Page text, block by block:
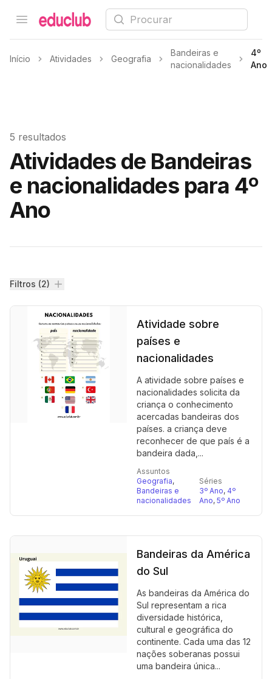
Open menu
Educlub Procurar
Início Atividades Geografia
Bandeiras e
nacionalidades
4º
Ano
5 resultados
Atividades de Bandeiras
e nacionalidades para 4º
Ano
Filtros
Filtros (2)
Atividade sobre
países e
nacionalidades
A atividade sobre países e
nacionalidades solicita da
criança o conhecimento
acercadas bandeiras dos
países. a criança deve
reconhecer de que país é a
bandeira dada,...
Assuntos
Geografia,
Bandeiras e
nacionalidades
Séries
3º Ano, 4º
Ano, 5º Ano
Bandeiras da América
do Sul
As bandeiras da América do
Sul representam a rica
diversidade histórica,
cultural e geográfica do
continente. Cada uma das 12
nações soberanas possui
uma bandeira única...